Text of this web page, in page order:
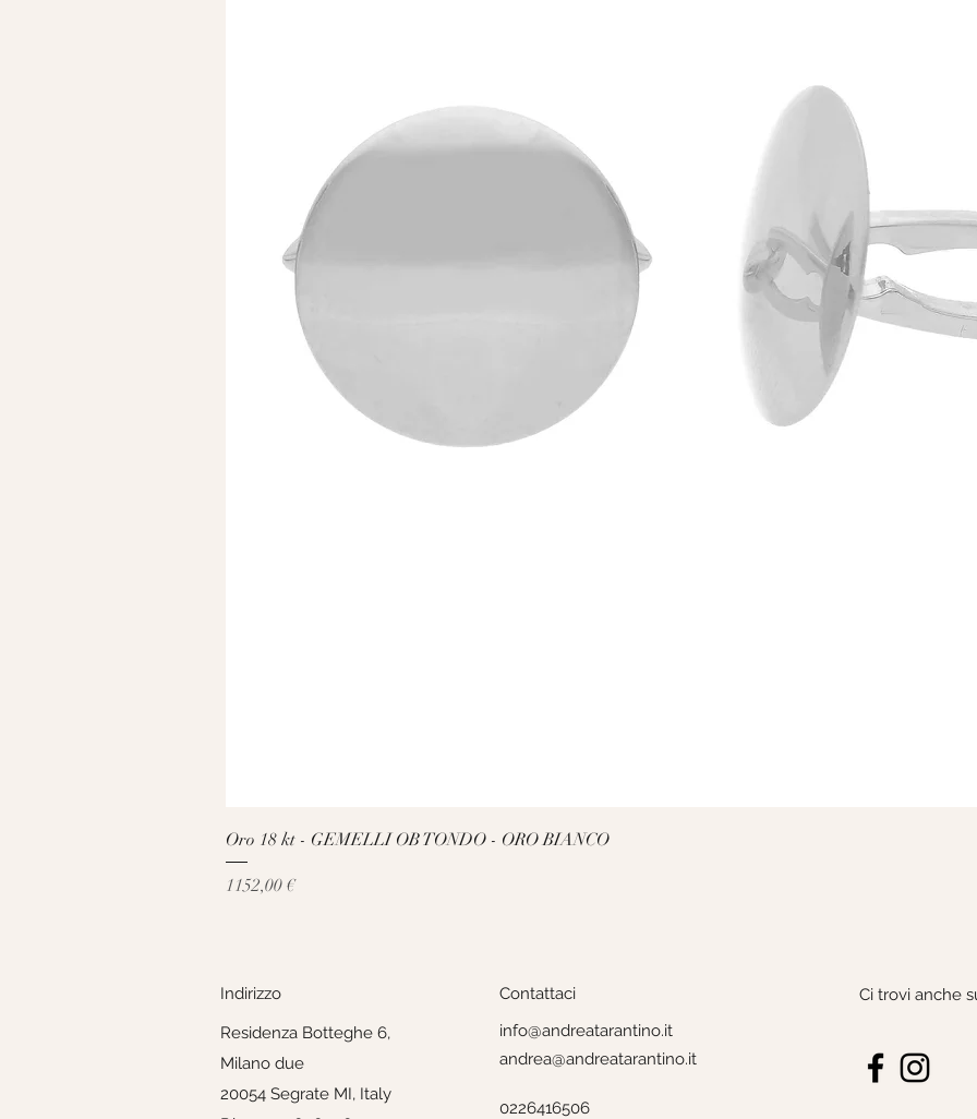
Oro 18 kt - GEMELLI OB TONDO - ORO BIANCO
Prezzo
1152,00 €
Indirizzo
Residenza Botteghe 6,
Milano due
20054 Segrate MI, Italy
Contattaci
info@andreatarantino.it
andrea@andreatarantino.it
0226416506
Ci trovi anche